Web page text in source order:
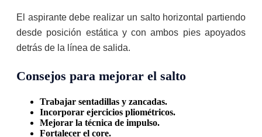
El aspirante debe realizar un salto horizontal partiendo
desde posición estática y con ambos pies apoyados
detrás de la línea de salida.
Consejos para mejorar el salto
Trabajar sentadillas y zancadas.
Incorporar ejercicios pliométricos.
Mejorar la técnica de impulso.
Fortalecer el core.